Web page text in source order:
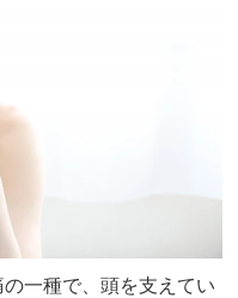
一種で、頭を支えてい